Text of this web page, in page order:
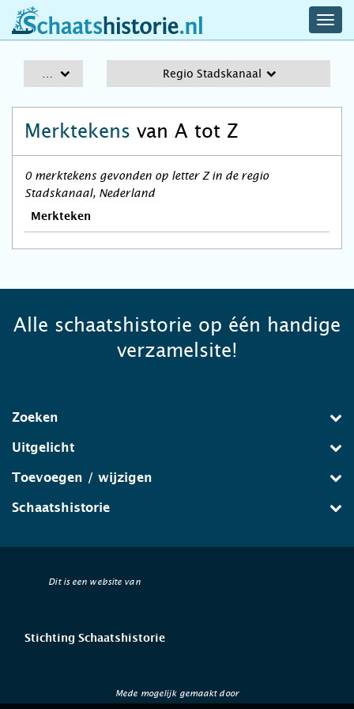
schaatshistorie.nl
Regio Stadskanaal
Merktekens van A tot Z
0 merktekens gevonden op letter Z in de regio
Stadskanaal, Nederland
Merkteken
Alle schaatshistorie op één handige
verzamelsite!
Zoeken
Uitgelicht
Toevoegen / wijzigen
Schaatshistorie
Dit is een website van
Stichting Schaatshistorie
Mede mogelijk gemaakt door